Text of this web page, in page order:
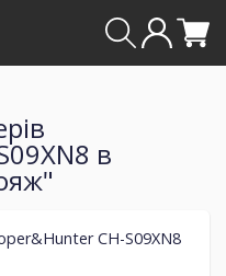
в
CH-S09XN8